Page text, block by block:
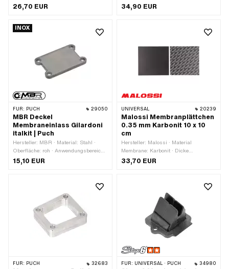
Federstahl · Lochbild [mm]: 60 x 40
mm · Befestigungsart: Schrauben ·
26,70 EUR
Membranplättchen: 0.4 mm ·
Gesamtlänge: 100 mm · Breite: 100
34,90 EUR
INOX
FÜR: PUCH 29050
MBR Deckel
Membraneinlass Gilardoni
italkit | Puch
Hersteller: MBR · Material: Stahl ·
Oberfläche: roh · Anwendungsbereich:
Tuning · Breite: 48 mm · Gesamtlänge:
72.5 mm · Lochbild [mm]: 60 x 35 mm
6.3 mm · Befestigungsart: Schrauben ·
15,10 EUR
UNIVERSAL 20239
Malossi Membranplättchen
0.35 mm Karbonit 10 x 10
cm
Hersteller: Malossi · Material
Membrane: Karbonit · Dicke
Membranplättchen: 0.35 mm ·
Gesamtlänge: 100 mm · Breite: 100
33,70 EUR
FÜR: PUCH 32683 FÜR: UNIVERSAL · PUCH 34980